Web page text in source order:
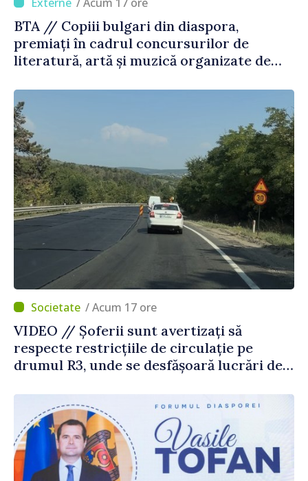
BTA // Copiii bulgari din diaspora,
premiați în cadrul concursurilor de
literatură, artă și muzică organizate de
Străinătate
/ Acum 17 ore
VIDEO // Șoferii sunt avertizați să
respecte restricțiile de circulație pe
drumul R3, unde se desfășoară lucrări de